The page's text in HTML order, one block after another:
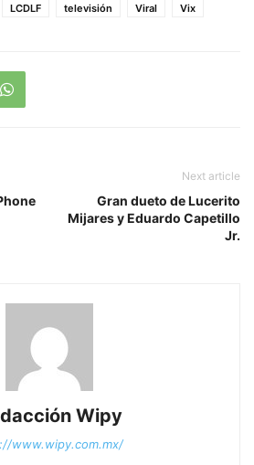
LCDLF televisión Viral Vix
Next article
Gran dueto de Lucerito
Mijares y Eduardo Capetillo
Jr.
Wipy
www.wipy.com.mx/